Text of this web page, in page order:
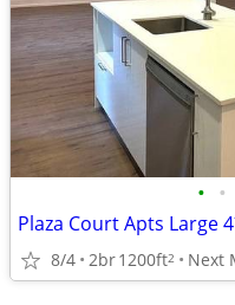
• •
Plaza Court Apts Large
8/4 2br1200ft2 Next